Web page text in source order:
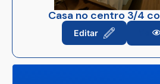
Casa no centro 3/4
Editar